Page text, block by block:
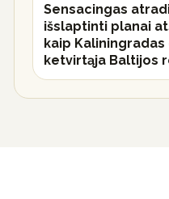
Sensacingas
išslaptinti planai
kaip
ketvirtąja Baltijos